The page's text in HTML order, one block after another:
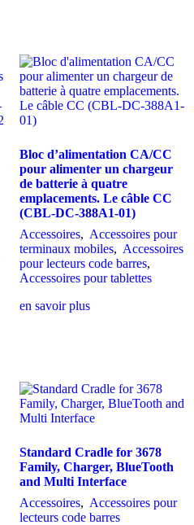
Bloc d’alimentation CA/CC
pour alimenter un chargeur
de batterie à quatre
emplacements. Le câble CC
(CBL-DC-388A1-01)
Accessoires, Accessoires pour
terminaux mobiles, Accessoires
pour lecteurs code barres,
Accessoires pour tablettes
en savoir plus
Standard Cradle for 3678
Family, Charger, BlueTooth
and Multi Interface
Accessoires, Accessoires pour
lecteurs code barres